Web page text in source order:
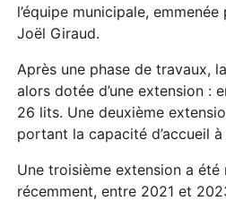
l’équipe municipale,
Joël Giraud.
Après une phase de travaux,
alors dotée d’une extension :
26 lits. Une deuxième
portant la capacité d’accueil
Une troisième extension a été
récemment, entre 2021 et